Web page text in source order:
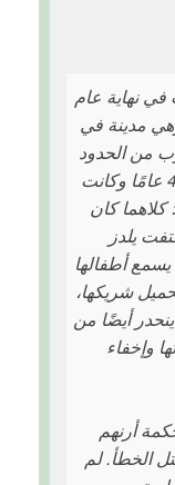
في نهاية عام
وهي مدينة في
من الحدود
الألمانية. كانت تبلغ من العمر 42 عامًا وكانت
كان
2023، اختفت يلدز
أطفالها
شريكها،
والذي ينحدر أيضًا من
وإخفاء
محكمة أرنهم
القتل الخطأ. لم